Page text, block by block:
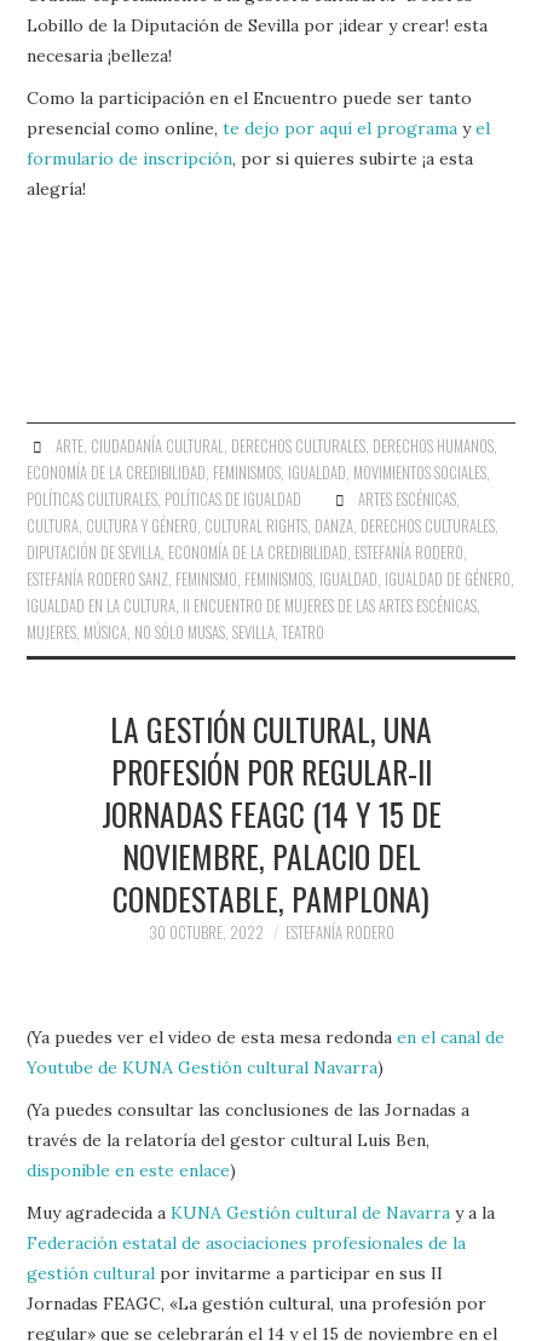
Lobillo de la Diputación de Sevilla por ¡idear y crear! esta
necesaria ¡belleza!
Como la participación en el Encuentro puede ser tanto
presencial como online,te dejo por aquí el programa yel
formulario de inscripción, por si quieres subirte ¡a esta
alegría!
ARTE, CIUDADANÍA CULTURAL, DERECHOS CULTURALES, DERECHOS HUMANOS,
ECONOMÍA DE LA CREDIBILIDAD, FEMINISMOS, IGUALDAD, MOVIMIENTOS SOCIALES,
POLÍTICAS CULTURALES, POLÍTICAS DE IGUALDAD ARTES ESCÉNICAS,
CULTURA, CULTURA Y GÉNERO, CULTURAL RIGHTS, DANZA, DERECHOS CULTURALES,
DIPUTACIÓN DE SEVILLA, ECONOMÍA DE LA CREDIBILIDAD, ESTEFANÍA RODERO,
ESTEFANÍA RODERO SANZ, FEMINISMO, FEMINISMOS, IGUALDAD, IGUALDAD DE GÉNERO,
IGUALDAD EN LA CULTURA, II ENCUENTRO DE MUJERES DE LAS ARTES ESCÉNICAS,
MUJERES, MÚSICA, NO SÓLO MUSAS,SEVILLA,TEATRO
LA GESTIÓN CULTURAL, UNA
PROFESIÓN POR REGULAR-II
JORNADAS FEAGC (14 Y 15 DE
NOVIEMBRE, PALACIO DEL
CONDESTABLE, PAMPLONA)
30 OCTUBRE, 2022 ESTEFANÍA RODERO
(Ya puedes ver el video de esta mesa redondaen el canal de
Youtube de KUNA Gestión cultural Navarra)
(Ya puedes consultar las conclusiones de las Jornadas a
través de la relatoría del gestor cultural Luis Ben,
disponible en este enlace)
Muy agradecida aKUNA Gestión cultural de Navarra y a la
Federación estatal de asociaciones profesionales de la
gestión cultural por invitarme a participar en sus II
Jornadas FEAGC, «La gestión cultural, una profesión por
regular» que se celebrarán el 14 y el 15 de noviembre en el